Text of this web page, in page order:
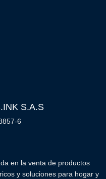
S.A.S
6
en la venta de productos
y soluciones para hogar y